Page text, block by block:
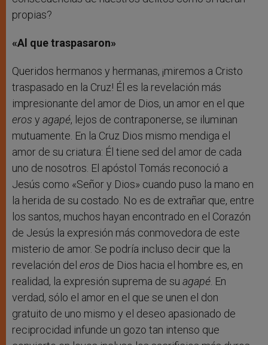
propias?
«Al que traspasaron»
Queridos hermanos y hermanas, ¡miremos a Cristo
traspasado en la Cruz! Él es la revelación más
impresionante del amor de Dios, un amor en el que
eros y agapé, lejos de contraponerse, se iluminan
mutuamente. En la Cruz Dios mismo mendiga el
amor de su criatura: Él tiene sed del amor de cada
uno de nosotros. El apóstol Tomás reconoció a
Jesús como «Señor y Dios» cuando puso la mano en
la herida de su costado. No es de extrañar que, entre
los santos, muchos hayan encontrado en el Corazón
de Jesús la expresión más conmovedora de este
misterio de amor. Se podría incluso decir que la
revelación del eros de Dios hacia el hombre es, en
realidad, la expresión suprema de su agapé. En
verdad, sólo el amor en el que se unen el don
gratuito de uno mismo y el deseo apasionado de
reciprocidad infunde un gozo tan intenso que